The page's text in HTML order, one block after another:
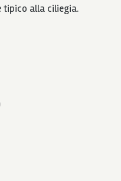
tipico alla ciliegia.